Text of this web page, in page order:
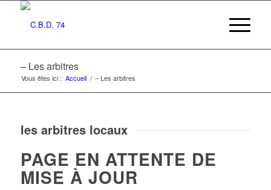
– Les arbitres
Vous êtes ici : Accueil / – Les arbitres
les arbitres locaux
PAGE EN ATTENTE DE
MISE À JOUR